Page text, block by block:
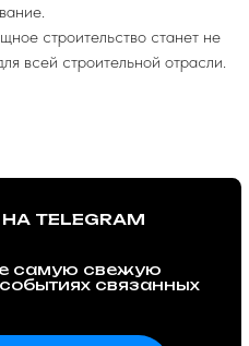
строительство станет не
всей строительной отрасли.